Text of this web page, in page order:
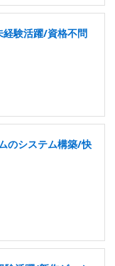
経験活躍/資格不問
のシステム構築/快